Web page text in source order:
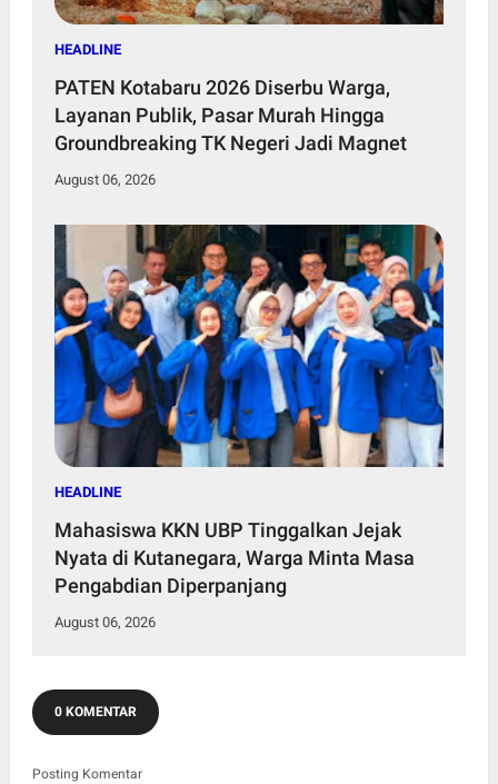
HEADLINE
PATEN Kotabaru 2026 Diserbu Warga,
Layanan Publik, Pasar Murah Hingga
Groundbreaking TK Negeri Jadi Magnet
August 06, 2026
HEADLINE
Mahasiswa KKN UBP Tinggalkan Jejak
Nyata di Kutanegara, Warga Minta Masa
Pengabdian Diperpanjang
August 06, 2026
0 KOMENTAR
Posting Komentar